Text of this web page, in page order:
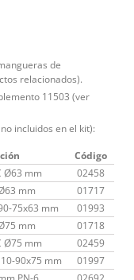
de
relacionados).
11503 (ver
incluidos en el kit):
Código
Ø63 mm
02458
mm
01717
75x63 mm
01993
mm
01718
Ø75 mm
02459
90x75 mm
01997